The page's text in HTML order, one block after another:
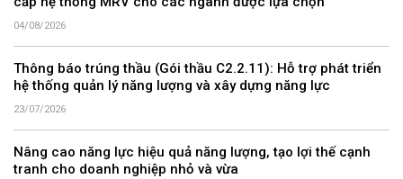
04/08/2026
Thông báo trúng thầu (Gói thầu C2.2.11): Hỗ trợ phát triển
hệ thống quản lý năng lượng và xây dựng năng lực
23/07/2026
Nâng cao năng lực hiệu quả năng lượng, tạo lợi thế cạnh
tranh cho doanh nghiệp nhỏ và vừa